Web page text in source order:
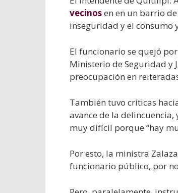
vecinosen en un barrio
inseguridad y el consumo
El funcionario se quejó
Ministerio de Seguridad y
preocupación en
También tuvo críticas
avance de la
muy difícil porque “hay
Por esto, la ministra
funcionario público, por